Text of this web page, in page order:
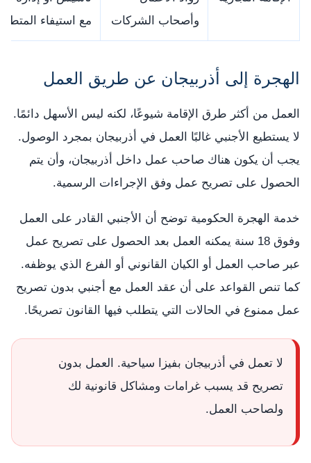
وأصحاب الشركات
مع استيفاء
الهجرة إلى أذربيجان عن طريق العمل
العمل من أكثر طرق الإقامة شيوعًا، لكنه ليس الأسهل دائمًا.
لا يستطيع الأجنبي غالبًا العمل في أذربيجان بمجرد الوصول.
يجب أن يكون هناك صاحب عمل داخل أذربيجان، وأن يتم
الحصول على تصريح عمل وفق الإجراءات الرسمية.
خدمة الهجرة الحكومية توضح أن الأجنبي القادر على العمل
وفوق 18 سنة يمكنه العمل بعد الحصول على تصريح عمل
عبر صاحب العمل أو الكيان القانوني أو الفرع الذي يوظفه.
كما تنص القواعد على أن عقد العمل مع أجنبي بدون تصريح
عمل ممنوع في الحالات التي يتطلب فيها القانون تصريحًا.
لا تعمل في أذربيجان بفيزا سياحية. العمل بدون
تصريح قد يسبب غرامات ومشاكل قانونية لك
ولصاحب العمل.